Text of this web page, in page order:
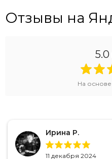
Отзывы на
5.0
На основе
Ирина Р.
11 декабря 2024